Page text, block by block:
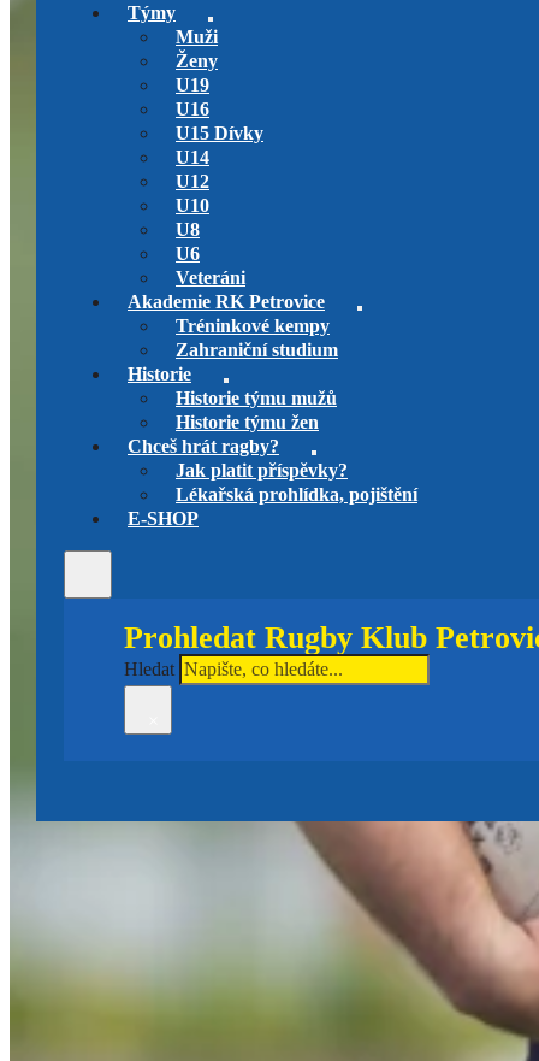
Týmy
Muži
Ženy
U19
U16
U15 Dívky
U14
U12
U10
U8
U6
Veteráni
Akademie RK Petrovice
Tréninkové kempy
Zahraniční studium
Historie
Historie týmu mužů
Historie týmu žen
Chceš hrát ragby?
Jak platit příspěvky?
Lékařská prohlídka, pojištění
E-SHOP
Prohledat Rugby Klub
Hledat